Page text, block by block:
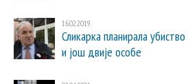
16.02.2019.
Сликарка планирала
и још двије особе